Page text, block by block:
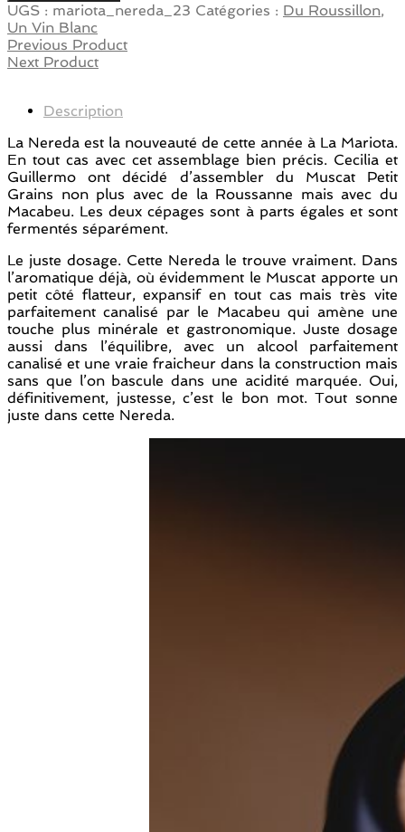
UGS : mariota_nereda_23 Catégories : Du Roussillon,
Un Vin Blanc
Previous Product
Next Product
Description
La Nereda est la nouveauté de cette année à La Mariota.
En tout cas avec cet assemblage bien précis. Cecilia et
Guillermo ont décidé d’assembler du Muscat Petit
Grains non plus avec de la Roussanne mais avec du
Macabeu. Les deux cépages sont à parts égales et sont
fermentés séparément.
Le juste dosage. Cette Nereda le trouve vraiment. Dans
l’aromatique déjà, où évidemment le Muscat apporte un
petit côté flatteur, expansif en tout cas mais très vite
parfaitement canalisé par le Macabeu qui amène une
touche plus minérale et gastronomique. Juste dosage
aussi dans l’équilibre, avec un alcool parfaitement
canalisé et une vraie fraicheur dans la construction mais
sans que l’on bascule dans une acidité marquée. Oui,
définitivement, justesse, c’est le bon mot. Tout sonne
juste dans cette Nereda.